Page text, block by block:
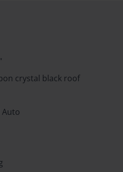
crystal black roof